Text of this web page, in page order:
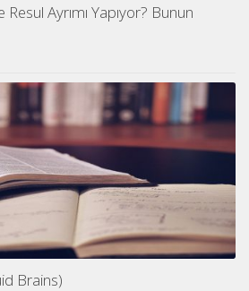
Ayrımı Yapıyor? Bunun
Brains)